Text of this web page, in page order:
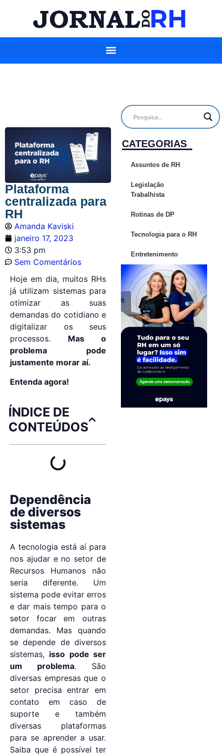
Plataforma
centralizada para
RH
Amanda Kaviski
janeiro 17, 2023
3:53 pm
Sem Comentários
Hoje em dia, muitos RHs
já utilizam sistemas para
otimizar as suas
demandas do cotidiano e
digitalizar os seus
processos. Mas o
problema pode
justamente morar aí.
Entenda agora!
ÍNDICE DE
CONTEÚDOS
Dependência
de diversos
sistemas
A tecnologia está aí para
nos ajudar e no setor de
Recursos Humanos não
seria diferente. Um
sistema pode evitar erros
e dar mais tempo para o
setor focar em outras
demandas. Mas quando
se depende de diversos
sistemas, isso pode ser
um problema. São
diversas empresas que o
setor precisa entrar em
contato em caso de
suporte e também
diversas plataformas
para se aprender a usar.
Saiba que é possível ter
CATEGORIAS
Assuntos de RH
Legislação
Trabalhista
Rotinas de DP
Tecnologia para o RH
Entretenimento